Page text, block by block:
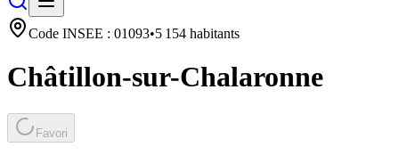
Code INSEE : 01093•5 154 habitants
Châtillon-sur-Chalaronne
Favori